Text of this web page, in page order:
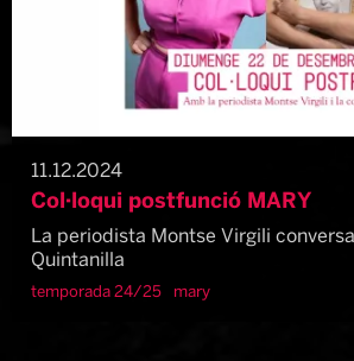
11.12.2024
Col·loqui postfunció MARY
La periodista Montse Virgili
Quintanilla
temporada 24/25 mary